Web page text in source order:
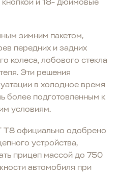
кнопкой и 18- дюймовые
зимним пакетом,
передних и задних
колеса, лобового стекла
Эти решения
в холодное время
более подготовленным к
условиям.
T8 официально одобрено
устройства,
прицеп массой до 750
автомобиля при